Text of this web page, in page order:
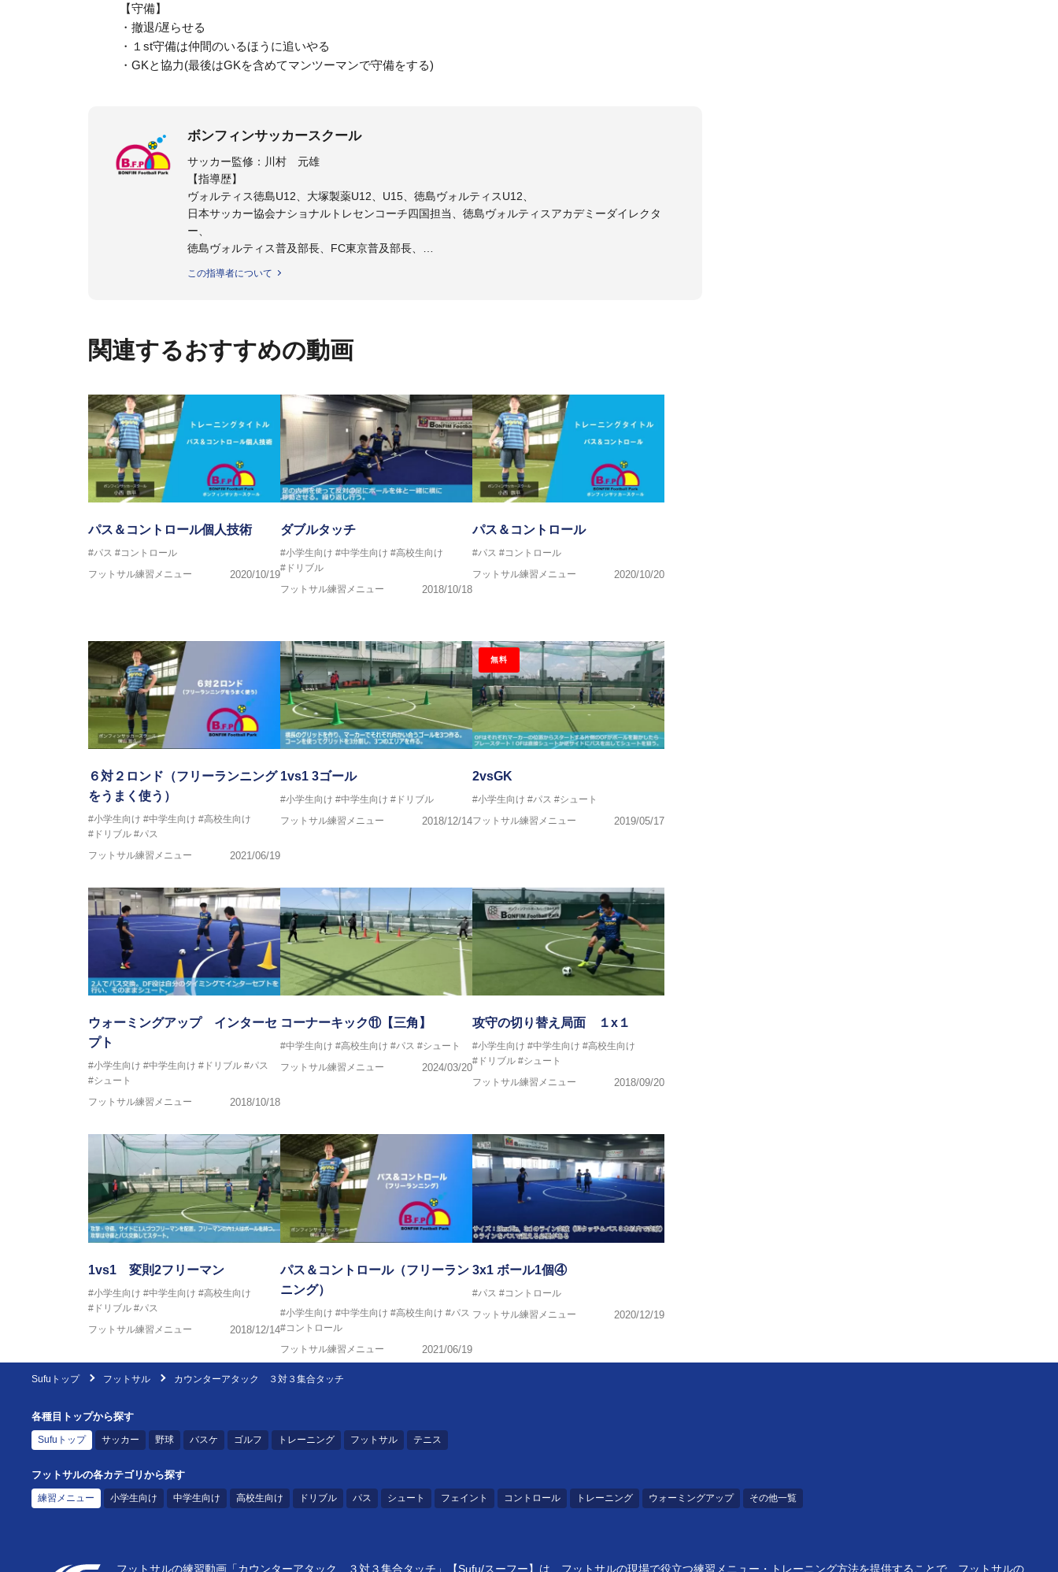
【守備】
・撤退/遅らせる
・１st守備は仲間のいるほうに追いやる
・GKと協力(最後はGKを含めてマンツーマンで守備をする)
ボンフィンサッカースクール
サッカー監修：川村 元雄
【指導歴】
ヴォルティス徳島U12、大塚製薬U12、U15、徳島ヴォルティスU12、
日本サッカー協会ナショナルトレセンコーチ四国担当、徳島ヴォルティスアカデミーダイレクタ
ー、
徳島ヴォルティス普及部長、FC東京普及部長、
フットサル監修：小西 鉄平
日本サッカー協会フットサルインストラクター、AFC（アジアサッカー連盟）フットサルインスト
ラクター
【資格】
JFA公認A級コーチジェネラルライセンス・JFA公認フットサルB級コーチライセンス
横山 哲久
ASV ペスカドーラ町田 監督、FC VIGORE 監督
日本サッカー協会公認B級ライセンス・日本サッカー協会公認フットサルB級ライセンス
※全コーチボンフィンサッカースクール所属
この指導者について
関連するおすすめの動画
パス＆コントロール個人技術
#パス #コントロール
フットサル練習メニュー
2020/10/19
ダブルタッチ
#小学生向け #中学生向け #高校生向け
#ドリブル
フットサル練習メニュー
2018/10/18
パス＆コントロール
#パス #コントロール
フットサル練習メニュー
2020/10/20
６対２ロンド（フリーランニング
をうまく使う）
#小学生向け #中学生向け #高校生向け
#ドリブル #パス
フットサル練習メニュー
2021/06/19
1vs1 3ゴール
#小学生向け #中学生向け #ドリブル
フットサル練習メニュー
2018/12/14
無料
2vsGK
#小学生向け #パス #シュート
フットサル練習メニュー
2019/05/17
ウォーミングアップ インターセ
プト
#小学生向け #中学生向け #ドリブル #パス
#シュート
フットサル練習メニュー
2018/10/18
コーナーキック⑪【三角】
#中学生向け #高校生向け #パス #シュート
フットサル練習メニュー
2024/03/20
攻守の切り替え局面 １x１
#小学生向け #中学生向け #高校生向け
#ドリブル #シュート
フットサル練習メニュー
2018/09/20
1vs1 変則2フリーマン
#小学生向け #中学生向け #高校生向け
#ドリブル #パス
フットサル練習メニュー
2018/12/14
パス＆コントロール（フリーラン
ニング）
#小学生向け #中学生向け #高校生向け #パス
#コントロール
フットサル練習メニュー
2021/06/19
3x1 ボール1個④
#パス #コントロール
フットサル練習メニュー
2020/12/19
Sufuトップ フットサル カウンターアタック ３対３集合タッチ
各種目トップから探す
Sufuトップ サッカー 野球 バスケ ゴルフ トレーニング フットサル テニス
フットサルの各カテゴリから探す
練習メニュー 小学生向け 中学生向け 高校生向け ドリブル パス シュート フェイント コントロール トレーニング ウォーミングアップ その他一覧
フットサルの練習動画「カウンターアタック ３対３集合タッチ」【Sufu/スーフー】は、フットサルの現場で役立つ練習メニュー・トレーニング方法を提供することで、フットサルの